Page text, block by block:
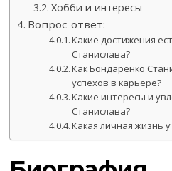
Хобби и интересы
Вопрос-ответ:
Какие достижения
Станислава?
Как Бондаренко
успехов в карьере?
Какие интересы и
Станислава?
Какая личная жизнь